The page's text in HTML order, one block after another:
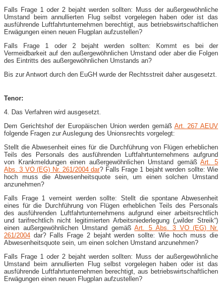
Falls Frage 1 oder 2 bejaht werden sollten: Muss der außergewöhnliche
Umstand beim annullierten Flug selbst vorgelegen haben oder ist das
ausführende Luftfahrtunternehmen berechtigt, aus betriebswirtschaftlichen
Erwägungen einen neuen Flugplan aufzustellen?
Falls Frage 1 oder 2 bejaht werden sollten: Kommt es bei der
Vermeidbarkeit auf den außergewöhnlichen Umstand oder aber die Folgen
des Eintritts des außergewöhnlichen Umstands an?
Bis zur Antwort durch den EuGH wurde der Rechtsstreit daher ausgesetzt.
Tenor:
4. Das Verfahren wird ausgesetzt.
Dem Gerichtshof der Europäischen Union werden gemäß Art. 267 AEUV
folgende Fragen zur Auslegung des Unionsrechts vorgelegt:
Stellt die Abwesenheit eines für die Durchführung von Flügen erheblichen
Teils des Personals des ausführenden Luftfahrtunternehmens aufgrund
von Krankmeldungen einen außergewöhnlichen Umstand gemäßArt. 5
Abs. 3 VO (EG) Nr. 261/2004 dar? Falls Frage 1 bejaht werden sollte: Wie
hoch muss die Abwesenheitsquote sein, um einen solchen Umstand
anzunehmen?
Falls Frage 1 verneint werden sollte: Stellt die spontane Abwesenheit
eines für die Durchführung von Flügen erheblichen Teils des Personals
des ausführenden Luftfahrtunternehmens aufgrund einer arbeitsrechtlich
und tarifrechtlich nicht legitimierten Arbeitsniederlegung („wilder Streik“)
einen außergewöhnlichen Umstand gemäßArt. 5 Abs. 3 VO (EG) Nr.
261/2004 dar? Falls Frage 2 bejaht werden sollte: Wie hoch muss die
Abwesenheitsquote sein, um einen solchen Umstand anzunehmen?
Falls Frage 1 oder 2 bejaht werden sollten: Muss der außergewöhnliche
Umstand beim annullierten Flug selbst vorgelegen haben oder ist das
ausführende Luftfahrtunternehmen berechtigt, aus betriebswirtschaftlichen
Erwägungen einen neuen Flugplan aufzustellen?